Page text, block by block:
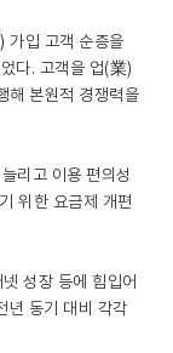
가입 고객 순증을
다. 고객을 업(業)
해 본원적 경쟁력을
리고 이용 편의성
위한 요금제 개편
성장 등에 힘입어
동기 대비 각각